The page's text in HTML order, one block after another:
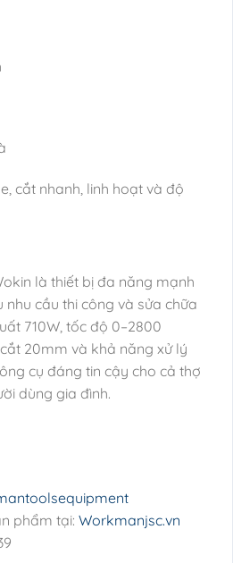
cắt nhanh, linh hoạt và độ
là thiết bị đa năng mạnh
nhu cầu thi công và sửa chữa
710W, tốc độ 0–2800
20mm và khả năng xử lý
cụ đáng tin cậy cho cả thợ
dùng gia đình.
phẩm tại: Workmanjsc.vn